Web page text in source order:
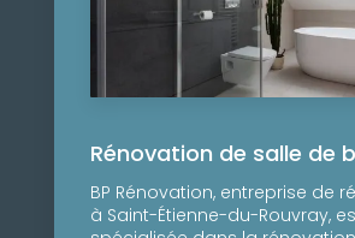
Rénovation de salle de
BP Rénovation, entreprise de
à Saint-Étienne-du-Rouvray,